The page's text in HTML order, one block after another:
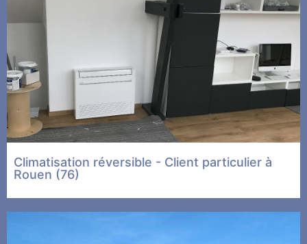
Climatisation réversible - Client particulier à
Rouen (76)